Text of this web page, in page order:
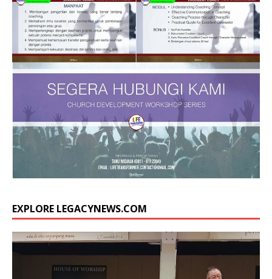
EXPLORE LEGACYNEWS.COM